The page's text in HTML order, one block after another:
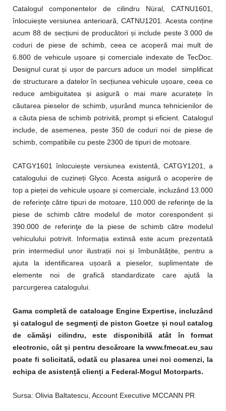
Catalogul componentelor de cilindru Nüral, CATNU1601,
înlocuiește versiunea anterioară, CATNU1201. Acesta conține
acum 88 de secțiuni de producători și include peste 3.000 de
coduri de piese de schimb, ceea ce acoperă mai mult de
6.800 de vehicule ușoare și comerciale indexate de TecDoc.
Designul curat și ușor de parcurs aduce un model simplificat
de structurare a datelor în secțiunea vehicule ușoare, ceea ce
reduce ambiguitatea și asigură o mai mare acuratețe în
căutarea pieselor de schimb, ușurând munca tehnicienilor de
a căuta piesa de schimb potrivită, prompt și eficient. Catalogul
include, de asemenea, peste 350 de coduri noi de piese de
schimb, compatibile cu peste 2300 de tipuri de motoare.
CATGY1601 înlocuiește versiunea existentă, CATGY1201, a
catalogului de cuzineți Glyco. Acesta asigură o acoperire de
top a pieței de vehicule ușoare și comerciale, incluzând 13.000
de referinţe către tipuri de motoare, 110.000 de referinţe de la
piese de schimb către modelul de motor corespondent și
390.000 de referinţe de la piese de schimb către modelul
vehiculului potrivit. Informația extinsă este acum prezentată
prin intermediul unor ilustrații noi și îmbunătățite, pentru a
ajuta la identificarea ușoară a pieselor, suplimentate de
elemente noi de grafică standardizate care ajută la
parcurgerea catalogului.
Gama completă de cataloage Engine Expertise, incluzând
şi catalogul de segmenţi de piston Goetze și noul catalog
de cămăşi cilindru, este disponibilă atât în format
electronic, cât și pentru descărcare la www.fmecat.eu sau
poate fi solicitată, odată cu plasarea unei noi comenzi, la
echipa de asistență clienți a Federal-Mogul Motorparts.
Sursa: Olivia Baltatescu, Account Executive MCCANN PR